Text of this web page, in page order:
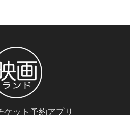
ケット予約アプリ